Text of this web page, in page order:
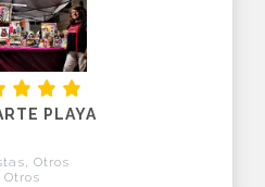
PLAYA
Otros
Otros